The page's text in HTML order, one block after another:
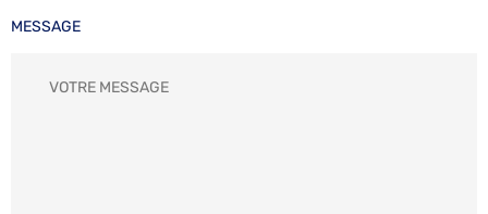
MESSAGE